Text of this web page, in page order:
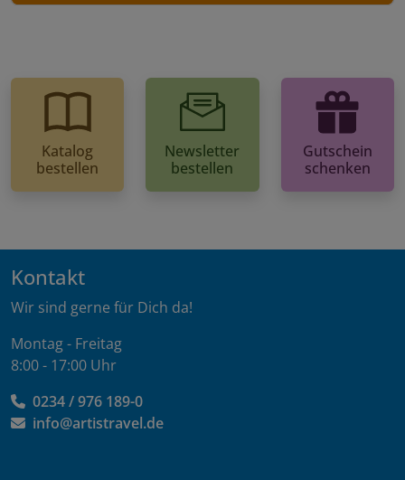
Katalog
bestellen
Newsletter
bestellen
Gutschein
schenken
Kontakt
Wir sind gerne für Dich da!
Montag - Freitag
8:00 - 17:00 Uhr
0234 / 976 189-0
info@artistravel.de